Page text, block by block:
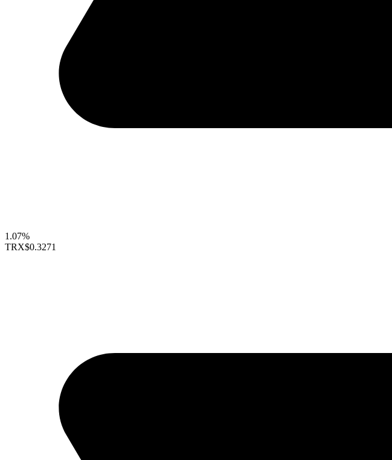
1.07%
TRX$0.3271